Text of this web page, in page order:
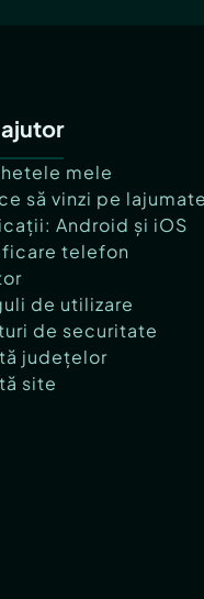
mele
să vinzi pe
Android și iOS
telefon
de utilizare
de securitate
județelor
site